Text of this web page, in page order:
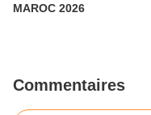
MAROC 2026
Commentaires